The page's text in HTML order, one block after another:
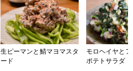
生ピーマンと鯖マヨマスタ
ード
モロヘイヤと
ポテトサラダ